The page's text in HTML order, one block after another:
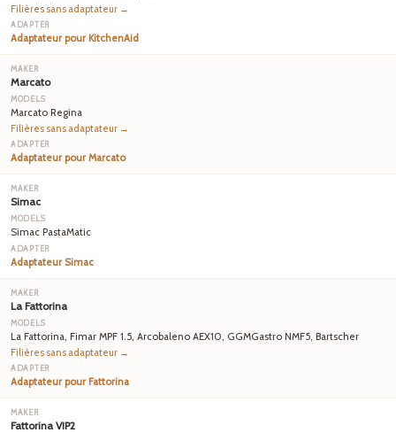
Filières sans adaptateur →
Adaptateur pour KitchenAid
Marcato
Marcato Regina
Filières sans adaptateur →
Adaptateur pour Marcato
Simac
Simac PastaMatic
Adaptateur Simac
La Fattorina
La Fattorina, Fimar MPF 1.5, Arcobaleno AEX10, GGMGastro NMF5, Bartscher
Filières sans adaptateur →
Adaptateur pour Fattorina
Fattorina VIP2